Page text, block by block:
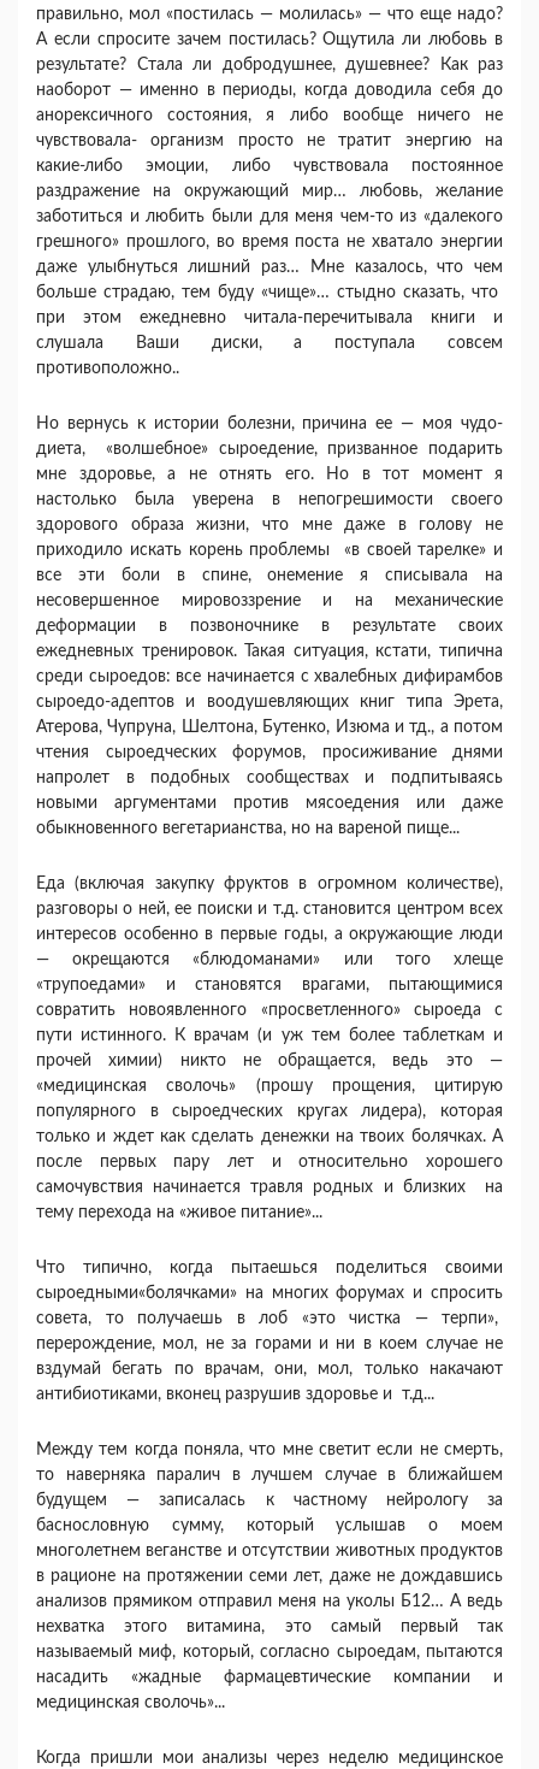
правильно, мол «постилась — молилась» — что еще надо?
А если спросите зачем постилась? Ощутила ли любовь в
результате? Стала ли добродушнее, душевнее? Как раз
наоборот — именно в периоды, когда доводила себя до
анорексичного состояния, я либо вообще ничего не
чувствовала- организм просто не тратит энергию на
какие-либо эмоции, либо чувствовала постоянное
раздражение на окружающий мир… любовь, желание
заботиться и любить были для меня чем-то из «далекого
грешного» прошлого, во время поста не хватало энергии
даже улыбнуться лишний раз… Мне казалось, что чем
больше страдаю, тем буду «чище»… стыдно сказать, что
при этом ежедневно читала-перечитывала книги и
слушала Ваши диски, а поступала совсем
противоположно..
Но вернусь к истории болезни, причина ее — моя чудо-
диета, «волшебное» сыроедение, призванное подарить
мне здоровье, а не отнять его. Но в тот момент я
настолько была уверена в непогрешимости своего
здорового образа жизни, что мне даже в голову не
приходило искать корень проблемы «в своей тарелке» и
все эти боли в спине, онемение я списывала на
несовершенное мировоззрение и на механические
деформации в позвоночнике в результате своих
ежедневных тренировок. Такая ситуация, кстати, типична
среди сыроедов: все начинается с хвалебных дифирамбов
сыроедо-адептов и воодушевляющих книг типа Эрета,
Атерова, Чупруна, Шелтона, Бутенко, Изюма и тд., а потом
чтения сыроедческих форумов, просиживание днями
напролет в подобных сообществах и подпитываясь
новыми аргументами против мясоедения или даже
обыкновенного вегетарианства, но на вареной пище...
Еда (включая закупку фруктов в огромном количестве),
разговоры о ней, ее поиски и т.д. становится центром всех
интересов особенно в первые годы, а окружающие люди
— окрещаются «блюдоманами» или того хлеще
«трупоедами» и становятся врагами, пытающимися
совратить новоявленного «просветленного» сыроеда с
пути истинного. К врачам (и уж тем более таблеткам и
прочей химии) никто не обращается, ведь это —
«медицинская сволочь» (прошу прощения, цитирую
популярного в сыроедческих кругах лидера), которая
только и ждет как сделать денежки на твоих болячках. А
после первых пару лет и относительно хорошего
самочувствия начинается травля родных и близких на
тему перехода на «живое питание»...
Что типично, когда пытаешься поделиться своими
сыроедными«болячками» на многих форумах и спросить
совета, то получаешь в лоб «это чистка — терпи»,
перерождение, мол, не за горами и ни в коем случае не
вздумай бегать по врачам, они, мол, только накачают
антибиотиками, вконец разрушив здоровье и т.д...
Между тем когда поняла, что мне светит если не смерть,
то наверняка паралич в лучшем случае в ближайшем
будущем — записалась к частному нейрологу за
баснословную сумму, который услышав о моем
многолетнем веганстве и отсутствии животных продуктов
в рационе на протяжении семи лет, даже не дождавшись
анализов прямиком отправил меня на уколы Б12… А ведь
нехватка этого витамина, это самый первый так
называемый миф, который, согласно сыроедам, пытаются
насадить «жадные фармацевтические компании и
медицинская сволочь»...
Когда пришли мои анализы через неделю медицинское